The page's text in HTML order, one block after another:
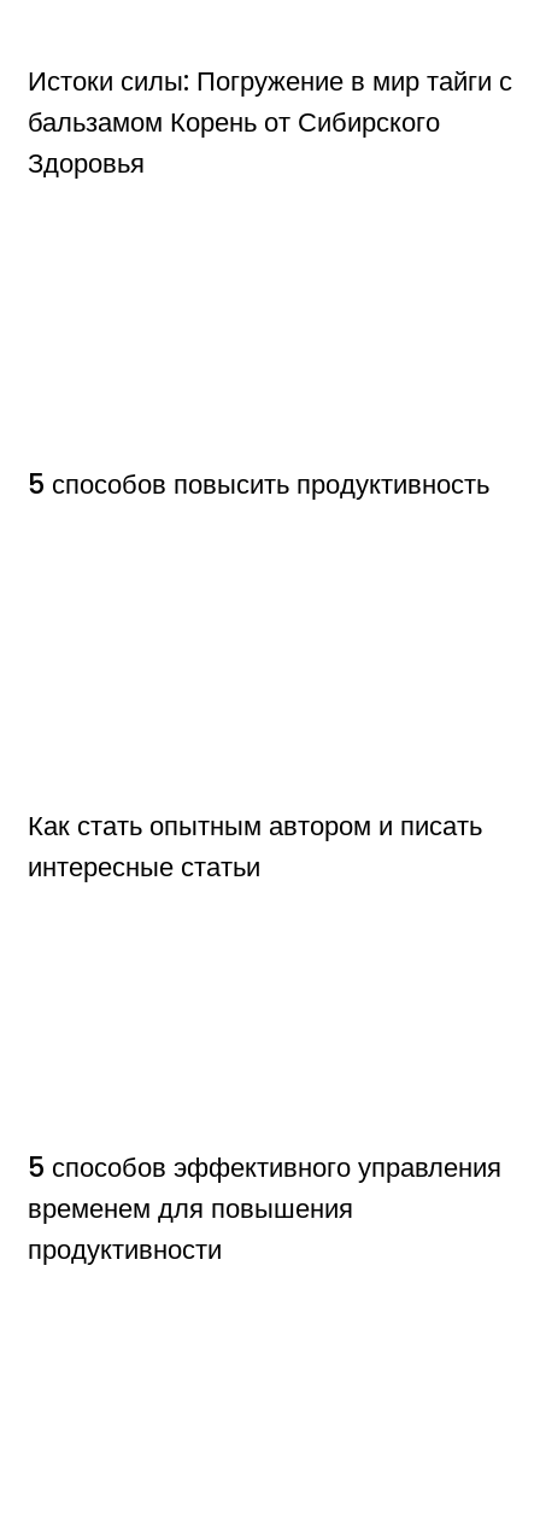
Истоки силы: Погружение в мир тайги с
бальзамом Корень от Сибирского
Здоровья
5 способов повысить продуктивность
Как стать опытным автором и писать
интересные статьи
5 способов эффективного управления
временем для повышения
продуктивности